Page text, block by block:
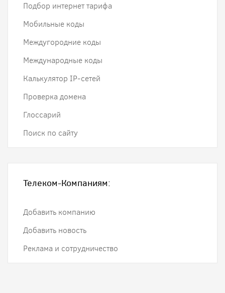
Подбор интернет тарифа
Мобильные коды
Междугородние коды
Международные коды
Калькулятор IP-сетей
Проверка домена
Глоссарий
Поиск по сайту
Телеком-Компаниям:
Добавить компанию
Добавить новость
Реклама и сотрудничество